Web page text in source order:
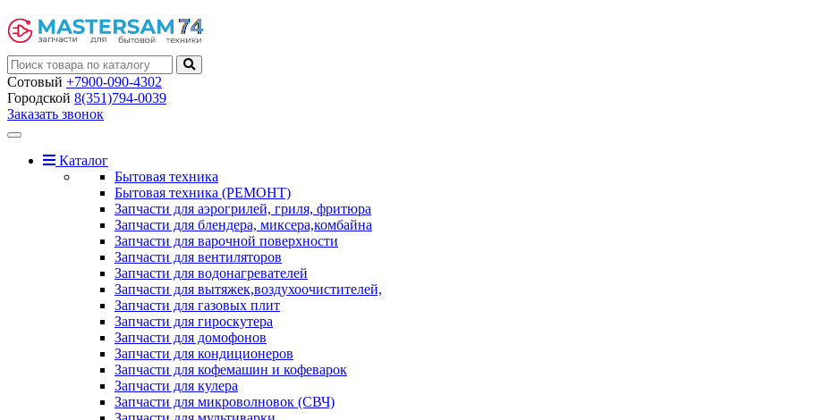
Сотовый +7900-090-4302
Городской 8(351)794-0039
Заказать звонок
Toggle
navigationКаталог
Бытовая техника
Бытовая техника (РЕМОНТ)
Запчасти для аэрогрилей, гриля, фритюра
Запчасти для блендера, миксера,комбайна
Запчасти для варочной поверхности
Запчасти для вентиляторов
Запчасти для водонагревателей
Запчасти для вытяжек,воздухоочистителей,
Запчасти для газовых плит
Запчасти для гироскутера
Запчасти для домофонов
Запчасти для кондиционеров
Запчасти для кофемашин и кофеварок
Запчасти для кулера
Запчасти для микроволновок (СВЧ)